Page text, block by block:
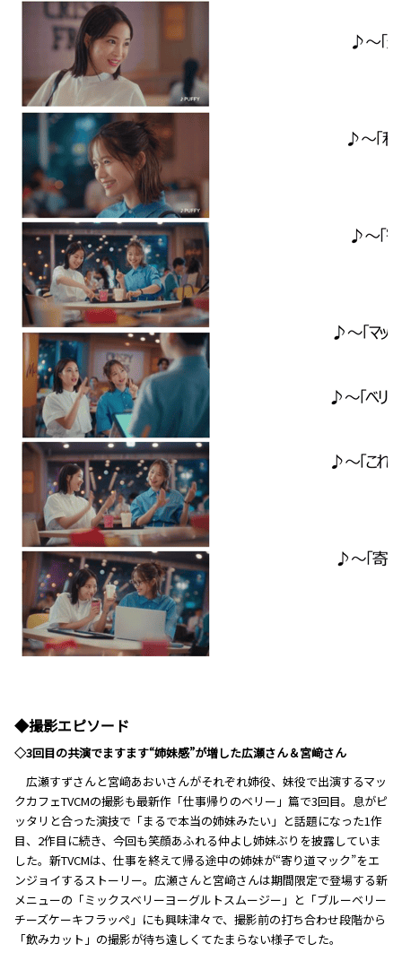
◆撮影エピソード
◇3回目の共演でますます“姉妹感”が増した広瀬さん＆宮﨑さん
広瀬すずさんと宮﨑あおいさんがそれぞれ姉役、妹役で出演するマッ
クカフェTVCMの撮影も最新作「仕事帰りのベリー」篇で3回目。息がピ
ッタリと合った演技で「まるで本当の姉妹みたい」と話題になった1作
目、2作目に続き、今回も笑顔あふれる仲よし姉妹ぶりを披露していま
した。新TVCMは、仕事を終えて帰る途中の姉妹が“寄り道マック”をエ
ンジョイするストーリー。広瀬さんと宮﨑さんは期間限定で登場する新
メニューの「ミックスベリーヨーグルトスムージー」と「ブルーベリー
チーズケーキフラッペ」にも興味津々で、撮影前の打ち合わせ段階から
「飲みカット」の撮影が待ち遠しくてたまらない様子でした。